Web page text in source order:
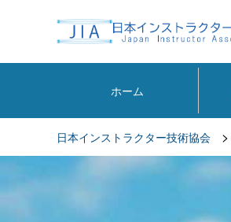
ホーム
日本インストラクター技術協会 >